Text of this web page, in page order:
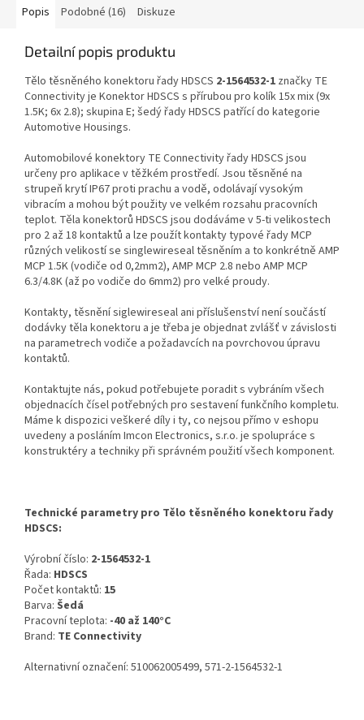
Popis Podobné (16) Diskuze
Detailní popis produktu
Tělo těsněného konektoru řady HDSCS 2-1564532-1 značky TE
Connectivity je Konektor HDSCS s přírubou pro kolík 15x mix (9x
1.5K; 6x 2.8); skupina E; šedý řady HDSCS patřící do kategorie
Automotive Housings.
Automobilové konektory TE Connectivity řady HDSCS jsou
určeny pro aplikace v těžkém prostředí. Jsou těsněné na
strupeň krytí IP67 proti prachu a vodě, odolávají vysokým
vibracím a mohou být použity ve velkém rozsahu pracovních
teplot. Těla konektorů HDSCS jsou dodáváme v 5-ti velikostech
pro 2 až 18 kontaktů a lze použít kontakty typové řady MCP
různých velikostí se singlewireseal těsněním a to konkrétně AMP
MCP 1.5K (vodiče od 0,2mm2), AMP MCP 2.8 nebo AMP MCP
6.3/4.8K (až po vodiče do 6mm2) pro velké proudy.
Kontakty, těsnění siglewireseal ani příslušenství není součástí
dodávky těla konektoru a je třeba je objednat zvlášť v závislosti
na parametrech vodiče a požadavcích na povrchovou úpravu
kontaktů.
Kontaktujte nás, pokud potřebujete poradit s vybráním všech
objednacích čísel potřebných pro sestavení funkčního kompletu.
Máme k dispozici veškeré díly i ty, co nejsou přímo v eshopu
uvedeny a posláním Imcon Electronics, s.r.o. je spolupráce s
konstruktéry a techniky při správném použití všech komponent.
Technické parametry pro Tělo těsněného konektoru řady
HDSCS:
Výrobní číslo: 2-1564532-1
Řada: HDSCS
Počet kontaktů: 15
Barva: Šedá
Pracovní teplota: -40 až 140°C
Brand: TE Connectivity
Alternativní označení: 510062005499, 571-2-1564532-1